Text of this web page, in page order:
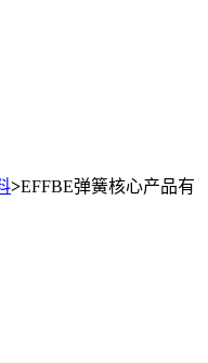
>EFFBE弹簧核心产品有